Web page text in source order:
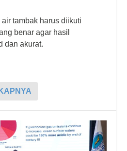
tambak harus diikuti
benar agar hasil
dan akurat.